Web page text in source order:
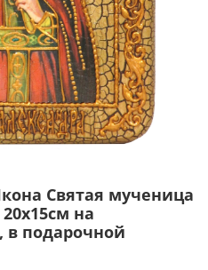
Святая мученица
на
в подарочной